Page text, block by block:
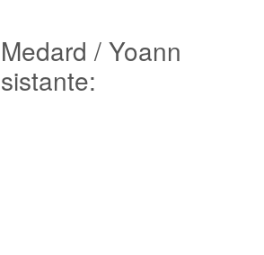
/ Yoann